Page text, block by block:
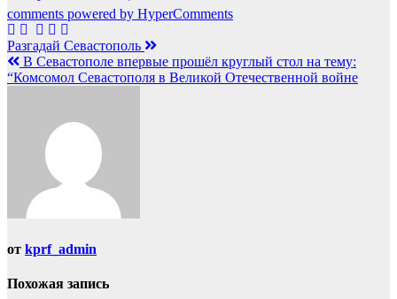
comments powered by HyperComments
Навигация
по
Разгадай Севастополь
В Севастополе впервые прошёл круглый стол на тему:
“Комсомол Севастополя в Великой Отечественной войне
от kprf_admin
Похожая запись